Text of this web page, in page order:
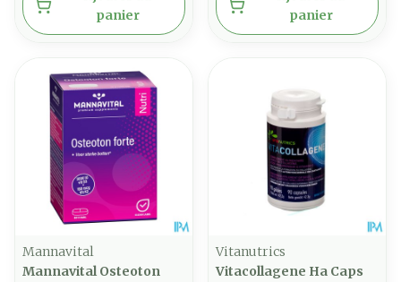
panier
panier
Mannavital
Mannavital Osteoton
Vitanutrics
Vitacollagene Ha Caps